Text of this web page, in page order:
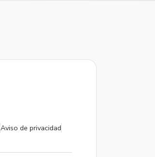
Aviso de privacidad